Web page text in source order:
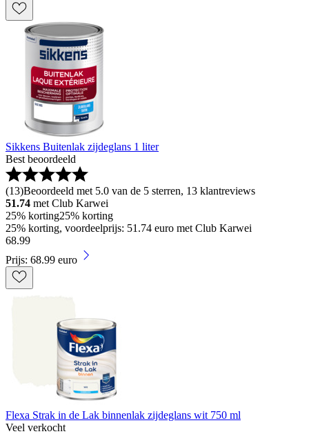
Sikkens Buitenlak zijdeglans 1 liter
Best beoordeeld
(13)Beoordeeld met 5.0 van de 5 sterren, 13 klantreviews
51.74 met Club Karwei
25% korting25% korting
25% korting, voordeelprijs: 51.74 euro met Club Karwei
68.99
Prijs: 68.99 euro
Flexa Strak in de Lak binnenlak zijdeglans wit 750 ml
Veel verkocht